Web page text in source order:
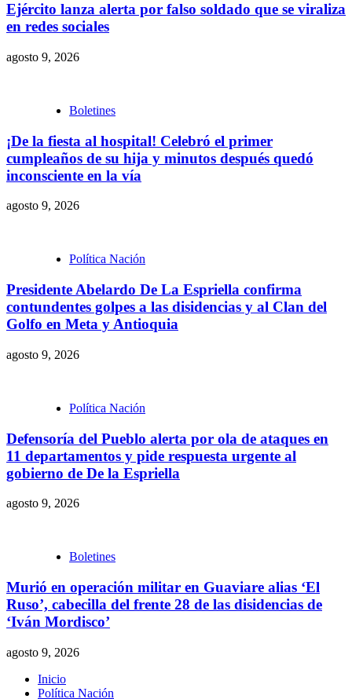
Ejército lanza alerta por falso soldado que se viraliza
en redes sociales
agosto 9, 2026
Boletines
¡De la fiesta al hospital! Celebró el primer
cumpleaños de su hija y minutos después quedó
inconsciente en la vía
agosto 9, 2026
Política Nación
Presidente Abelardo De La Espriella confirma
contundentes golpes a las disidencias y al Clan del
Golfo en Meta y Antioquia
agosto 9, 2026
Política Nación
Defensoría del Pueblo alerta por ola de ataques en
11 departamentos y pide respuesta urgente al
gobierno de De la Espriella
agosto 9, 2026
Boletines
Murió en operación militar en Guaviare alias ‘El
Ruso’, cabecilla del frente 28 de las disidencias de
‘Iván Mordisco’
agosto 9, 2026
Inicio
Política Nación